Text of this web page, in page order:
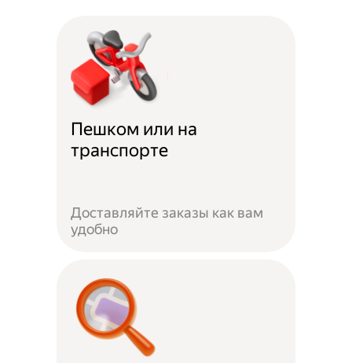
Пешком или на
транспорте
Доставляйте заказы как вам
удобно